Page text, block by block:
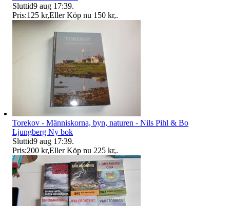
Sluttid9 aug 17:39.
Pris:125 kr,Eller Köp nu 150 kr,.
Torekov - Människorna, byn, naturen - Nils Pihl & Bo
Ljungberg Ny bok
Sluttid9 aug 17:39.
Pris:200 kr,Eller Köp nu 225 kr,.